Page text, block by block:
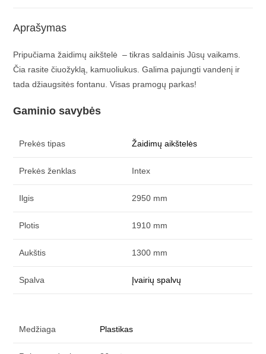
Aprašymas
Pripučiama žaidimų aikštelė – tikras saldainis Jūsų vaikams.
Čia rasite čiuožyklą, kamuoliukus. Galima pajungti vandenį ir
tada džiaugsitės fontanu. Visas pramogų parkas!
Gaminio savybės
Prekės tipas Žaidimų aikštelės
Prekės ženklas Intex
Ilgis 2950 mm
Plotis 1910 mm
Aukštis 1300 mm
Spalva Įvairių spalvų
Medžiaga Plastikas